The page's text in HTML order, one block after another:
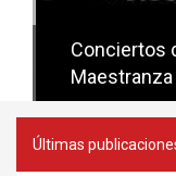
Conciertos
Conciertos
Sevilla
Últimas